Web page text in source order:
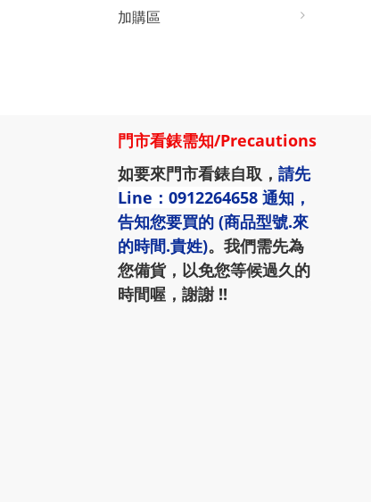
加購區
門市看錶需知/Precautions
如要來門市看錶自取， 請先
Line：0912264658 通知，
告知您要買的 (商品型號.來
的時間.貴姓)。我們需先為
您備貨，以免您等候過久的
時間喔，謝謝 !!